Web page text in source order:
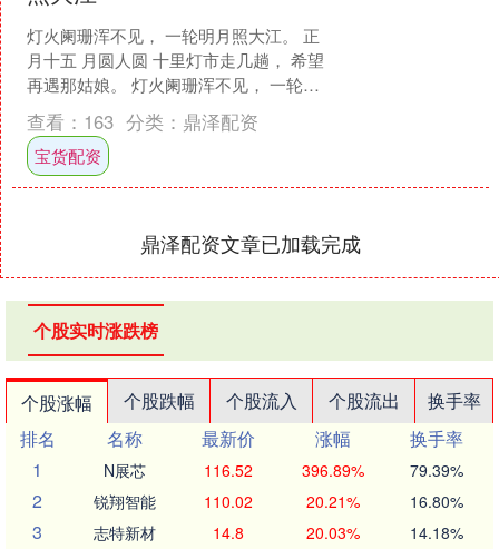
灯火阑珊浑不见， 一轮明月照大江。 正
月十五 月圆人圆 十里灯市走几趟， 希望
再遇那姑娘。 灯火阑珊浑不见， 一轮明
月照大江。 老树 世事就是这样， 本来无
喜无....
查看： 163 分类： 鼎泽配资
宝货配资
鼎泽配资文章已加载完成
个股实时涨跌榜
个股涨幅 个股跌幅 个股流入 个股流出
换手率
排名
名称 最新价 涨幅
换手率
1
N展芯 116.52 396.89% 79.39%
2 锐翔智能 110.02 20.21% 16.80%
3 志特新材 14.8 20.03% 14.18%